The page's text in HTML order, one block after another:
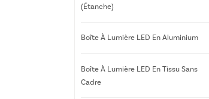
(étanche)
Boîte À Lumière LED En Aluminium
Boîte À Lumière LED En Tissu Sans
Cadre